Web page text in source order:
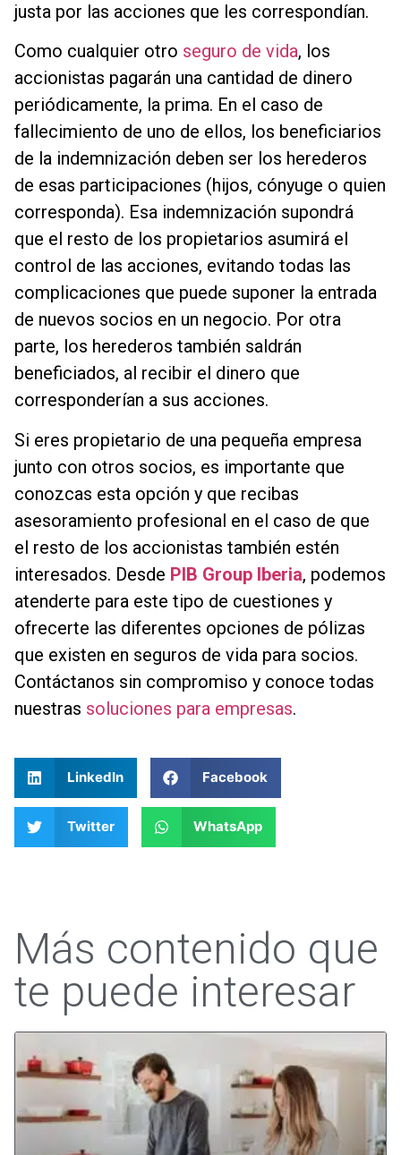
justa por las acciones que les correspondían.
Como cualquier otro seguro de vida, los
accionistas pagarán una cantidad de dinero
periódicamente, la prima. En el caso de
fallecimiento de uno de ellos, los beneficiarios
de la indemnización deben ser los herederos
de esas participaciones (hijos, cónyuge o quien
corresponda). Esa indemnización supondrá
que el resto de los propietarios asumirá el
control de las acciones, evitando todas las
complicaciones que puede suponer la entrada
de nuevos socios en un negocio. Por otra
parte, los herederos también saldrán
beneficiados, al recibir el dinero que
corresponderían a sus acciones.
Si eres propietario de una pequeña empresa
junto con otros socios, es importante que
conozcas esta opción y que recibas
asesoramiento profesional en el caso de que
el resto de los accionistas también estén
interesados. Desde PIB Group Iberia, podemos
atenderte para este tipo de cuestiones y
ofrecerte las diferentes opciones de pólizas
que existen en seguros de vida para socios.
Contáctanos sin compromiso y conoce todas
nuestras soluciones para empresas.
LinkedIn Facebook
Twitter WhatsApp
Más contenido que
te puede interesar